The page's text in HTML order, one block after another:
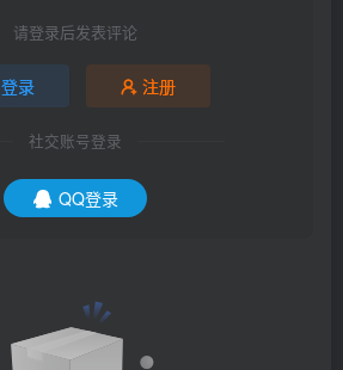
请登录后发表评论
登录 注册
社交账号登录
QQ登录